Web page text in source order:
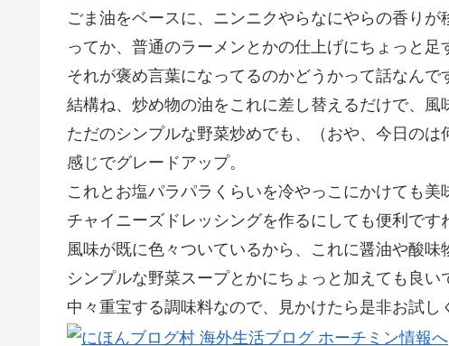
ごま油をベースに、ニンニクやらなにやらの香りが
ってか、普通のラーメンとかの仕上げにちょっと足
それが褒め言葉になってるのかどうかって話なんで
結構ね、炒め物の油をこれに差し替えるだけで、風
ただのシンプルな野菜炒めでも、（おや、今日のは
感じでグレードアップ。
これとお塩パラパラくらいを冷やっこにかけても美
チャイニーズドレッシングを作るにしても便利です
風味が既に色々ついているから、これに醤油や酸味
シンプルな野菜スープとかにちょっと加えても良い
中々重宝する調味料なので、見かけたら是非お試し